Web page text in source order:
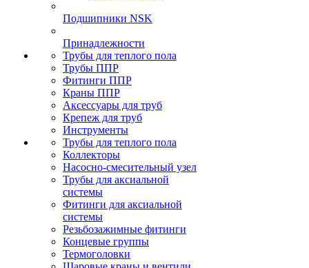
Подшипники NSK
Принадлежности
Трубы для теплого пола
Трубы ППР
Фитинги ППР
Краны ППР
Аксессуары для труб
Крепеж для труб
Инструменты
Трубы для теплого пола
Коллекторы
Насосно-смесительный узел
Трубы для аксиальной
системы
Фитинги для аксиальной
системы
Резьбозажимные фитинги
Концевые группы
Термоголовки